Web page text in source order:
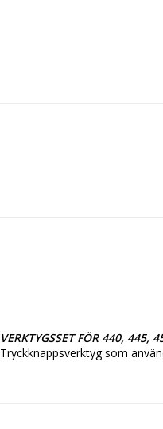
VERKTYGSSET FÖR 440, 445,
Tryckknappsverktyg som